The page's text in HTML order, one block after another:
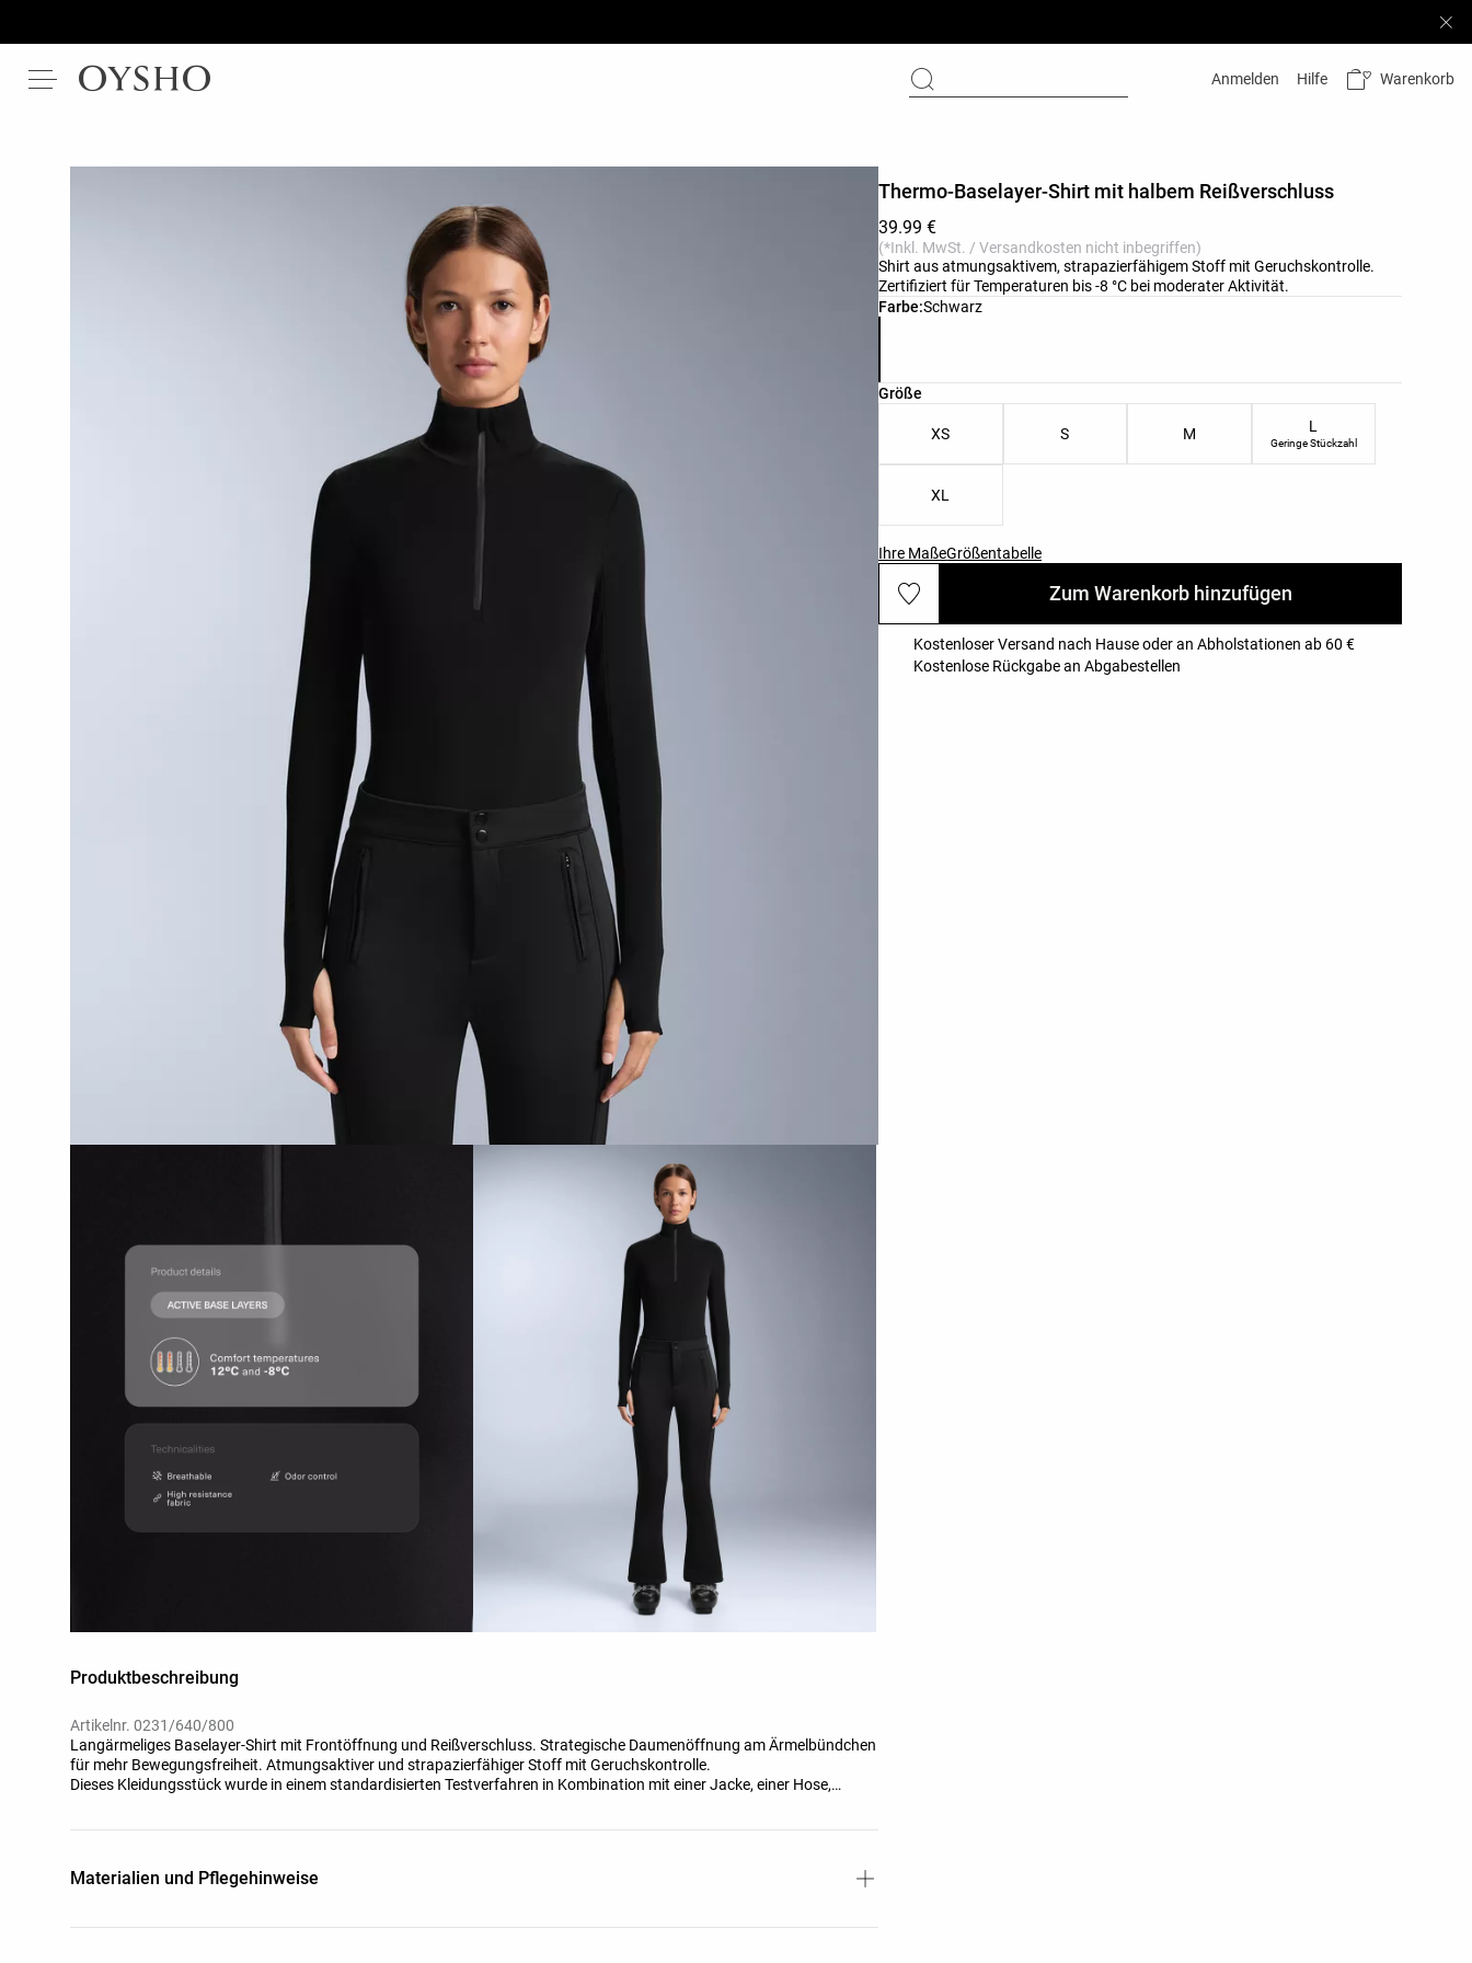
Anmelden Hilfe Warenkorb
Produktbeschreibung
Artikelnr. 0231/640/800
Langärmeliges Baselayer-Shirt mit Frontöffnung und Reißverschluss. Strategische Daumenöffnung am Ärmelbündchen
für mehr Bewegungsfreiheit. Atmungsaktiver und strapazierfähiger Stoff mit Geruchskontrolle.
Dieses Kleidungsstück wurde in einem standardisierten Testverfahren in Kombination mit einer Jacke, einer Hose,
Materialien und Pflegehinweise
Farbe:Schwarz
Produktfarbliste
Thermo-Baselayer-Shirt mit halbem Reißverschluss
39.99 €
(*Inkl. MwSt. / Versandkosten nicht inbegriffen)
Shirt aus atmungsaktivem, strapazierfähigem Stoff mit Geruchskontrolle.
Zertifiziert für Temperaturen bis -8 °C bei moderater Aktivität.
Größe
Produktgrößenliste
XS S M L
Geringe Stückzahl
XL
Ihre MaßeGrößentabelle
Zum Warenkorb hinzufügen
Kostenloser Versand nach Hause oder an Abholstationen ab 60 €
Kostenlose Rückgabe an Abgabestellen